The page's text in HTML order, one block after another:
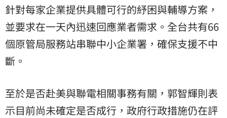
針對每家企業提供具體可行的紓困與輔導方案，
並要求在一天內迅速回應業者需求。全台共有66
個原管局服務站串聯中小企業署，確保支援不中
斷。
至於是否赴美與聯電相關事務有關，郭智輝則表
示目前尚未確定是否成行，政府行政措施仍在評